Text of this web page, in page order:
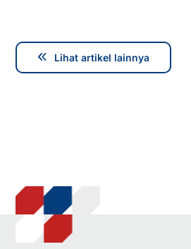
Lihat artikel lainnya